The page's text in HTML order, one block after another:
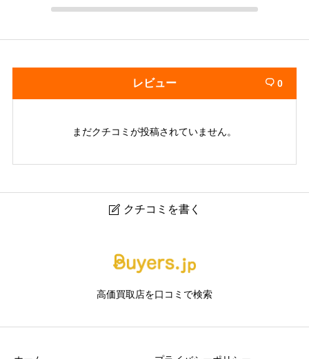
レビュー  0
まだクチコミが投稿されていません。
 クチコミを書く
ド品買取専門店
高価買取店を口コミで検索